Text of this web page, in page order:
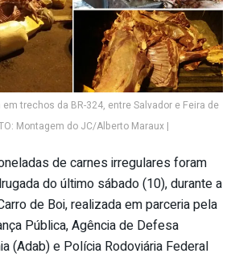
trechos da BR-324, entre Salvador e Feira de
Montagem do JC/Alberto Maraux |
de carnes irregulares foram
do último sábado (10), durante a
de Boi, realizada em parceria pela
Pública, Agência de Defesa
(Adab) e Polícia Rodoviária Federal